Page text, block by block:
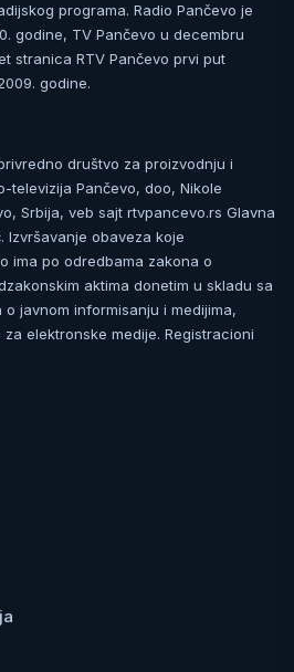
programa. Radio Pančevo je
godine, TV Pančevo u decembru
stranica RTV Pančevo prvi put
godine.
privredno društvo za proizvodnju i
televizija Pančevo, doo, Nikole
Srbija, veb sajt rtvpancevo.rs Glavna
Izvršavanje obaveza koje
ima po odredbama zakona o
aktima donetim u skladu sa
javnom informisanju i medijima,
elektronske medije. Registracioni